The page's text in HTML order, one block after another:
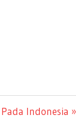
Indonesia